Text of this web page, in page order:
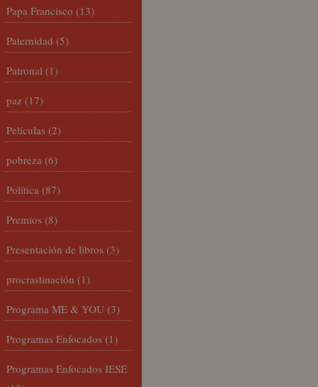
Papa Francisco (13)
Paternidad (5)
Patronal (1)
paz (17)
Películas (2)
pobreza (6)
Política (87)
Premios (8)
Presentación de libros (3)
procrastinación (1)
Programa ME & YOU (3)
Programas Enfocados (1)
Programas Enfocados IESE